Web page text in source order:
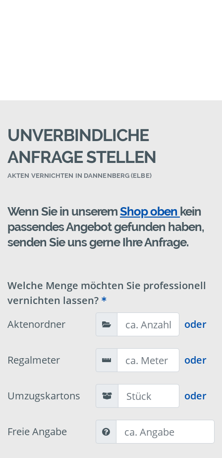
UNVERBINDLICHE
ANFRAGE STELLEN
AKTEN VERNICHTEN IN DANNENBERG (ELBE)
Wenn Sie in unseremShop oben kein
passendes Angebot gefunden haben,
senden Sie uns gerne Ihre Anfrage.
Welche Menge möchten Sie professionell
vernichten lassen?
Aktenordner
oder
Regalmeter oder
Umzugskartons oder
Freie Angabe